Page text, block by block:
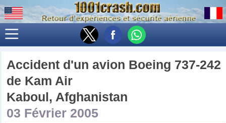
Accident d'un avion Boeing 737-242
de Kam Air
Kaboul, Afghanistan
03 Février 2005